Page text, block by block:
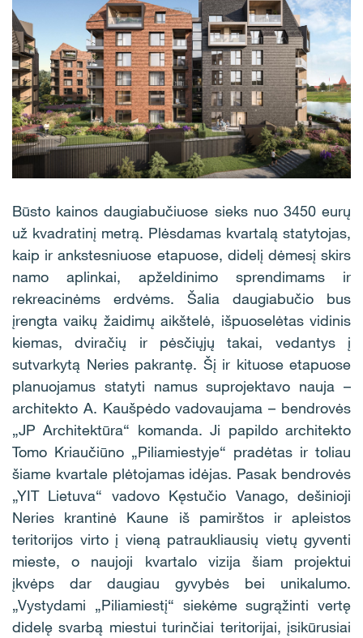
Būsto kainos daugiabučiuose sieks nuo 3450 eurų
už kvadratinį metrą. Plėsdamas kvartalą statytojas,
kaip ir ankstesniuose etapuose, didelį dėmesį skirs
namo aplinkai, apželdinimo sprendimams ir
rekreacinėms erdvėms. Šalia daugiabučio bus
įrengta vaikų žaidimų aikštelė, išpuoselėtas vidinis
kiemas, dviračių ir pėsčiųjų takai, vedantys į
sutvarkytą Neries pakrantę. Šį ir kituose etapuose
planuojamus statyti namus suprojektavo nauja –
architekto A. Kaušpėdo vadovaujama – bendrovės
„JP Architektūra“ komanda. Ji papildo architekto
Tomo Kriaučiūno „Piliamiestyje“ pradėtas ir toliau
šiame kvartale plėtojamas idėjas. Pasak bendrovės
„YIT Lietuva“ vadovo Kęstučio Vanago, dešinioji
Neries krantinė Kaune iš pamirštos ir apleistos
teritorijos virto į vieną patraukliausių vietų gyventi
mieste, o naujoji kvartalo vizija šiam projektui
įkvėps dar daugiau gyvybės bei unikalumo.
„Vystydami „Piliamiestį“ siekėme sugrąžinti vertę
didelę svarbą miestui turinčiai teritorijai, įsikūrusiai